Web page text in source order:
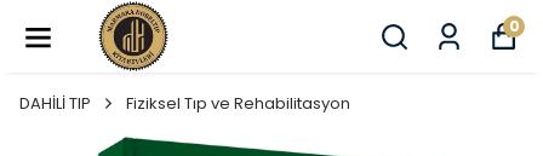
0
DAHİLİ TIP Fiziksel Tıp ve Rehabilitasyon